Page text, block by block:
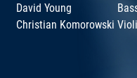
David Young
Christian Komorowski